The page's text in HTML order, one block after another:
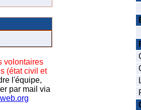
volontaires
(état civil et
l'équipe,
par mail via